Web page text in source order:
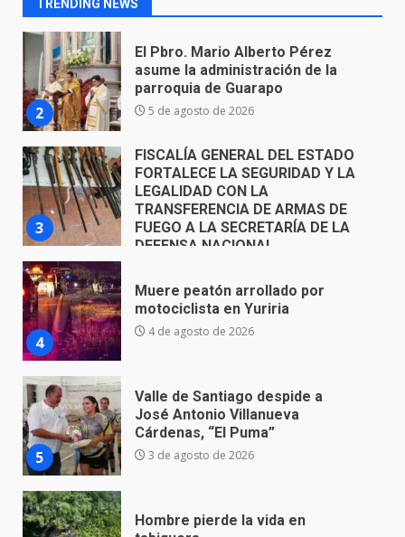
TRENDING NEWS
3
FORTALECE LA SEGURIDAD Y LA
LEGALIDAD CON LA
TRANSFERENCIA DE ARMAS DE
FUEGO A LA SECRETARÍA DE LA
5 de agosto de 2026
4
Muere peatón arrollado por
motociclista en Yuriria
4 de agosto de 2026
5
Valle de Santiago despide a
José Antonio Villanueva
Cárdenas, “El Puma”
3 de agosto de 2026
6
Hombre pierde la vida en
tabiquera
Emboscada a policías en Yuriria